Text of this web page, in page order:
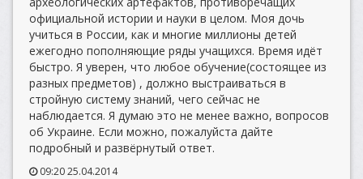
официальной истории и науки в целом. Моя дочь
учиться в России, как и многие миллионы детей
ежегодно пополняющие ряды учащихся. Время идёт
быстро. Я уверен, что любое обучение(состоящее из
разных предметов) , должно выстраиваться в
стройную систему знаний, чего сейчас не
наблюдается. Я думаю это не менее важно, вопросов
об Украине. Если можно, пожалуйста дайте
подробный и развёрнутый ответ.
09:20 25.04.2014